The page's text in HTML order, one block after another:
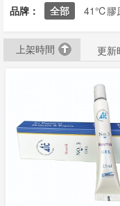
關
品
最
新
品牌： 全部 41℃膠
上架時間 更新